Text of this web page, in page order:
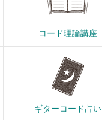
コード理論講座
ギターコード占い